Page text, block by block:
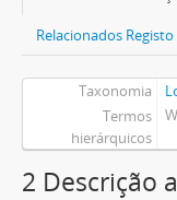
Relacionados
Taxonomia
Termos
hierárquicos
2 Descrição